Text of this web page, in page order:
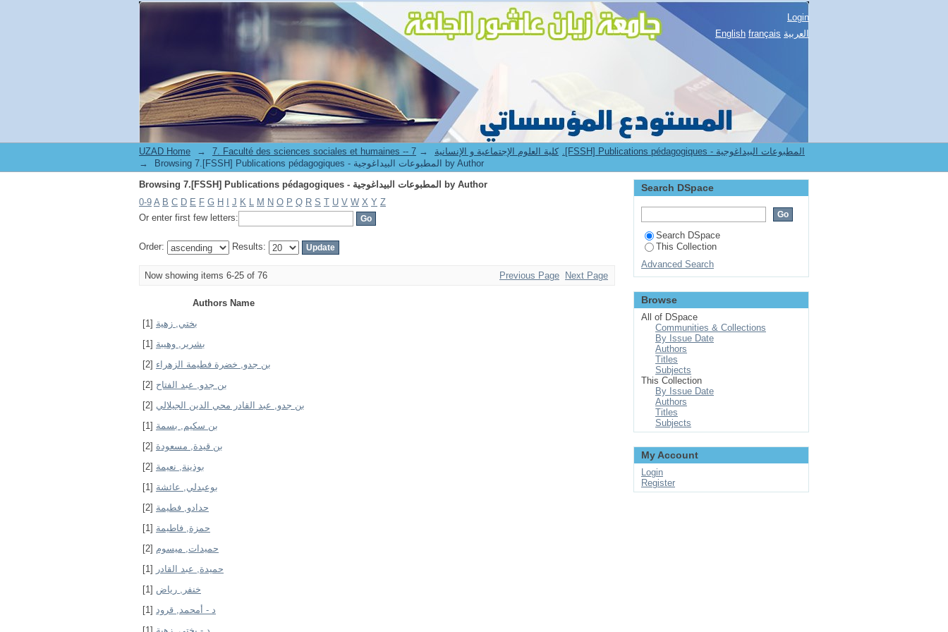
Browsing 7.[FSSH] Publications pédagogiques - المطبوعات البيداغوجية by Author
Login
English français العربية
UZAD Home → 7. Faculté des sciences sociales et humaines -- كلية العلوم الإجتماعية و الإنسانية →
7.[FSSH] Publications pédagogiques - المطبوعات البيداغوجية
→
Browsing 7.[FSSH] Publications pédagogiques - المطبوعات البيداغوجية by Author
Browsing 7.[FSSH] Publications pédagogiques - المطبوعات البيداغوجية by Author
0-9 A B C D E F G H J K L M N O P Q R S T U V W X Y Z
Or enter first few letters:
Order: Results:
Now showing items 6-25 of 76 Previous Page Next Page
Authors Name
بختي, زهية [1]
بشرير, وهيبة [1]
بن جدو, خضرة فطيمة الزهراء [2]
بن جدو, عبد الفتاح [2]
بن جدو, عبد القادر محي الدين الجيلالي [2]
بن سكيم, بسمة [1]
بن قيدة, مسعودة [2]
بوذينة, نعيمة [2]
بوعبدلي, عائشة [1]
حدادو, فطيمة [2]
حمزة, فاطيمة [1]
حميدات, ميسوم [2]
حميدة, عبد القادر
[1]
خنفر, رياض [1]
د - أمحمد, قرود [1]
Search DSpace
Search DSpace
This Collection
Advanced Search
Browse
All of DSpace
Communities & Collections
By Issue Date
Authors
Titles
Subjects
This Collection
By Issue Date
Authors
Titles
Subjects
My Account
Login
Register